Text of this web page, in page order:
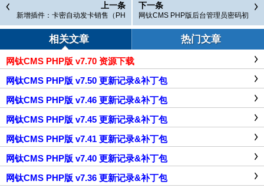
上一条
新增插件：卡密自动发卡销售（PH
P版）
下一条
网钛CMS PHP版后台管理员密码初
始化补丁
相关文章 热门文章
网钛CMS PHP版 v7.70 资源下载
网钛CMS PHP版 v7.50 更新记录&补丁包
网钛CMS PHP版 v7.46 更新记录&补丁包
网钛CMS PHP版 v7.45 更新记录&补丁包
网钛CMS PHP版 v7.41 更新记录&补丁包
网钛CMS PHP版 v7.40 更新记录&补丁包
网钛CMS PHP版 v7.36 更新记录&补丁包